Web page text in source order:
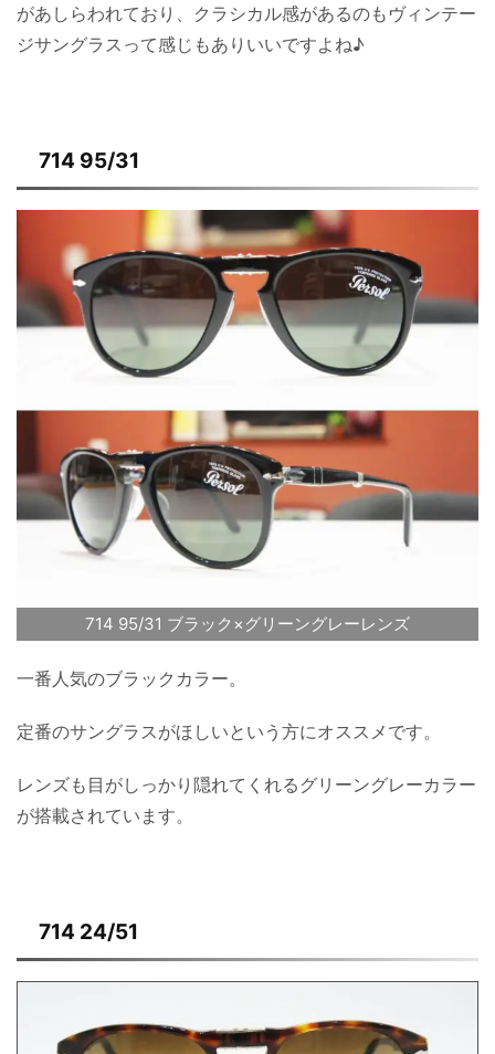
があしらわれており、クラシカル感があるのもヴィンテー
ジサングラスって感じもありいいですよね♪
714 95/31
714 95/31 ブラック×グリーングレーレンズ
一番人気のブラックカラー。
定番のサングラスがほしいという方にオススメです。
レンズも目がしっかり隠れてくれるグリーングレーカラー
が搭載されています。
714 24/51